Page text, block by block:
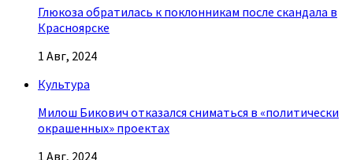
Глюкоза обратилась к поклонникам после скандала в
Красноярске
1 Авг, 2024
Культура
Милош Бикович отказался сниматься в «политически
окрашенных» проектах
1 Авг, 2024